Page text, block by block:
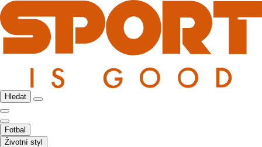
Hledat
Fotbal
Životní styl